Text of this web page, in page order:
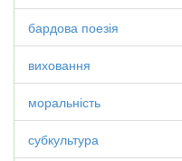
бардова поезія
виховання
моральність
субкультура